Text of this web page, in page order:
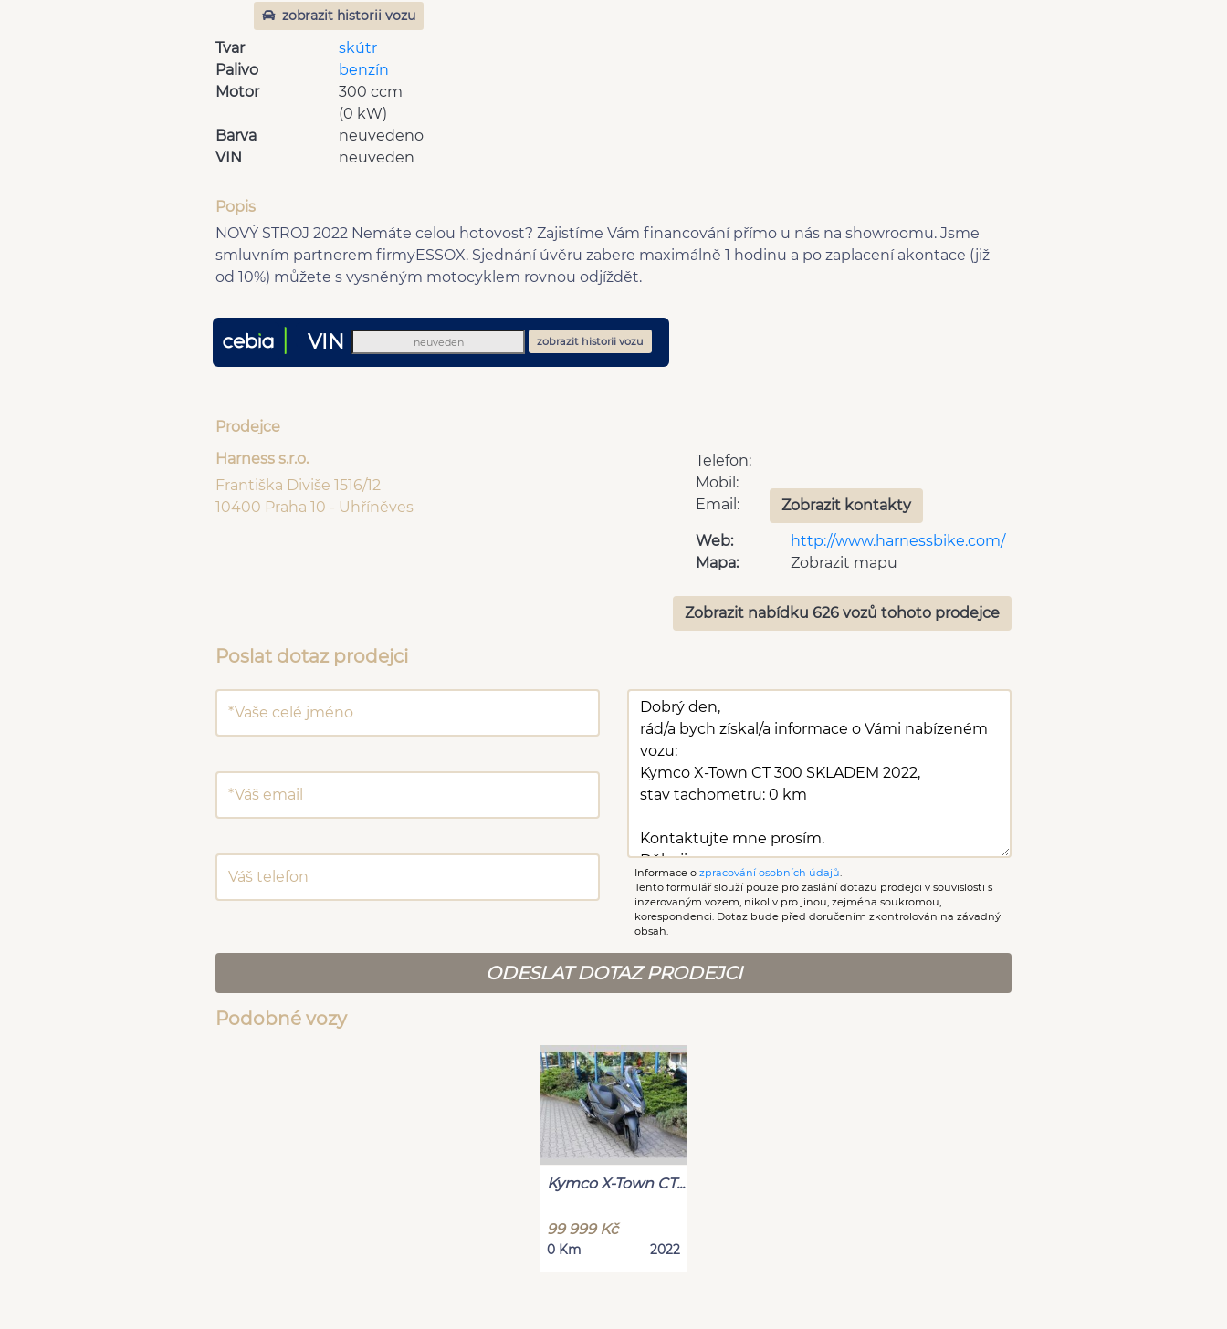
zobrazit historii vozu
Tvar
skútr
Palivo
benzín
Motor
300 ccm
(0 kW)
Barva
neuvedeno
VIN
neuveden
Popis
NOVÝ STROJ 2022 Nemáte celou hotovost? Zajistíme Vám financování přímo u nás na showroomu. Jsme
smluvním partnerem firmyESSOX. Sjednání úvěru zabere maximálně 1 hodinu a po zaplacení akontace (již
od 10%) můžete s vysněným motocyklem rovnou odjíždět.
VIN zobrazit historii vozu
Prodejce
Harness s.r.o.
Františka Diviše 1516/12
10400 Praha 10 - Uhříněves
Telefon:
Mobil:
Email:
Zobrazit kontakty
Web:
http://www.harnessbike.com/
Mapa:
Zobrazit mapu
Zobrazit nabídku 626 vozů tohoto prodejce
Poslat dotaz prodejci
Informace o zpracování osobních údajů
Tento formulář slouží pouze pro zaslání dotazu prodejci v souvislosti s
inzerovaným vozem, nikoliv pro jinou, zejména soukromou,
korespondenci. Dotaz bude před doručením zkontrolován na závadný
obsah.
ODESLAT DOTAZ PRODEJCI
Podobné vozy
Kymco X-Town CT...
99 999 Kč
0 Km 2022